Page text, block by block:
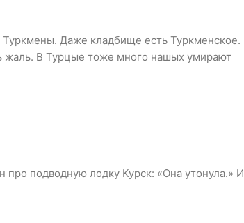
Даже кладбище есть Туркменское.
жаль. В Турцые тоже много нашых умирают
подводную лодку Курск: «Она утонула.» И